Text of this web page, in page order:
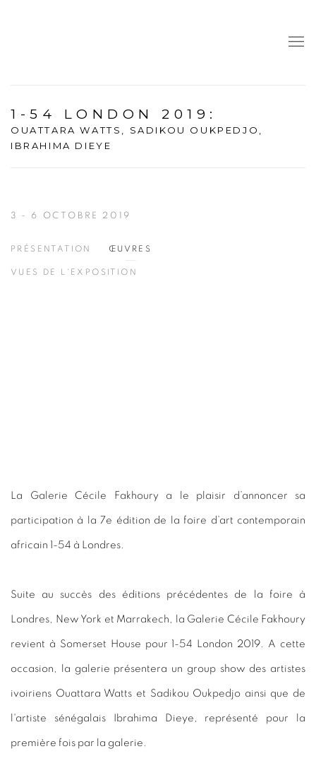
1-54 LONDON 2019 :
OUATTARA WATTS, SADIKOU OUKPEDJO,
IBRAHIMA DIEYE
3 - 6 OCTOBRE 2019
PRÉSENTATION ŒUVRES
VUES DE L'EXPOSITION
La Galerie Cécile Fakhoury a le plaisir d’annoncer sa
participation à la 7e édition de la foire d’art contemporain
africain 1-54 à Londres.
Suite au succès des éditions précédentes de la foire à
Londres, New York et Marrakech, la Galerie Cécile Fakhoury
revient à Somerset House pour 1-54 London 2019. A cette
occasion, la galerie présentera un group show des artistes
ivoiriens Ouattara Watts et Sadikou Oukpedjo ainsi que de
l'artiste sénégalais Ibrahima Dieye, représenté pour la
première fois par la galerie.